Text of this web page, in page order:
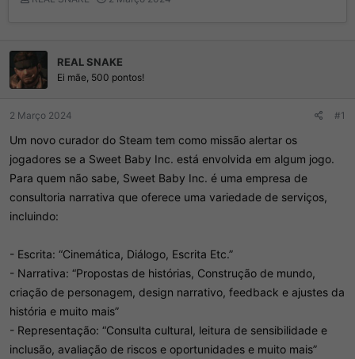
a
d
r
o
t
p
i
c
d
e
i
o
REAL SNAKE
Ei mãe, 500 pontos!
2 Março 2024 #1
Um novo curador do Steam tem como missão alertar os
jogadores se a Sweet Baby Inc. está envolvida em algum jogo.
Para quem não sabe, Sweet Baby Inc. é uma empresa de
consultoria narrativa que oferece uma variedade de serviços,
incluindo:
- Escrita: “Cinemática, Diálogo, Escrita Etc.”
- Narrativa: “Propostas de histórias, Construção de mundo,
criação de personagem, design narrativo, feedback e ajustes da
história e muito mais”
- Representação: “Consulta cultural, leitura de sensibilidade e
inclusão, avaliação de riscos e oportunidades e muito mais”